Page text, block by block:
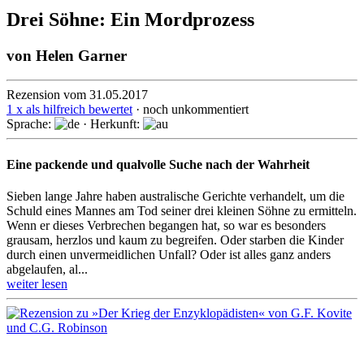
Drei Söhne: Ein Mordprozess
von Helen Garner
Rezension vom 31.05.2017
1 x als hilfreich bewertet · noch unkommentiert
Sprache:
· Herkunft:
Eine packende und qualvolle Suche nach der Wahrheit
Sieben lange Jahre haben australische Gerichte verhandelt, um die
Schuld eines Mannes am Tod seiner drei kleinen Söhne zu ermitteln.
Wenn er dieses Ver­brechen begangen hat, so war es besonders
grausam, herzlos und kaum zu begreifen. Oder starben die Kinder
durch einen unvermeid­lichen Unfall? Oder ist alles ganz anders
abge­laufen, al...
weiter lesen